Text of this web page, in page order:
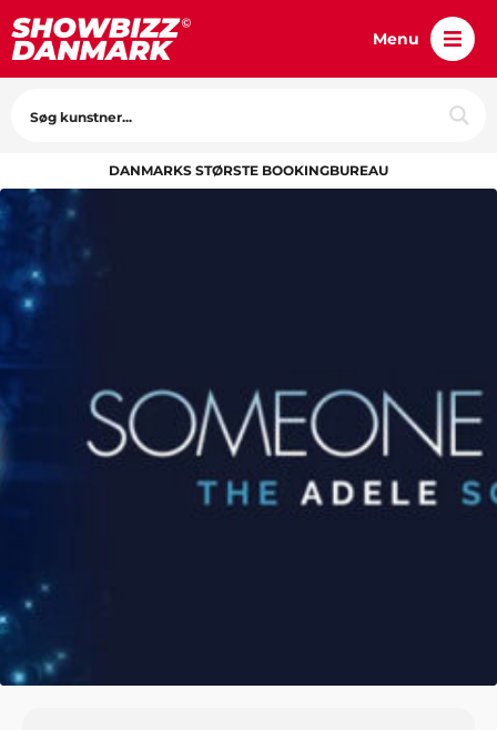
Menu
DANMARKS STØRSTE BOOKINGBUREAU
SOMEONE LIKE YOU – THE ADELE SONGBOOK UK